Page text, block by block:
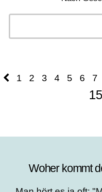
1
2 3 4 5 6 7
15
Woher kommt